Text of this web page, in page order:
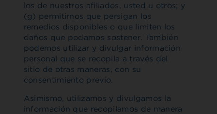
los de nuestros afiliados, usted u otros; y
(g) permitirnos que persigan los
remedios disponibles o que limiten los
daños que podamos sostener. También
podemos utilizar y divulgar información
personal que se recopila a través del
sitio de otras maneras, con su
consentimiento previo.
Asimismo, utilizamos y divulgamos la
información que recopilamos de manera